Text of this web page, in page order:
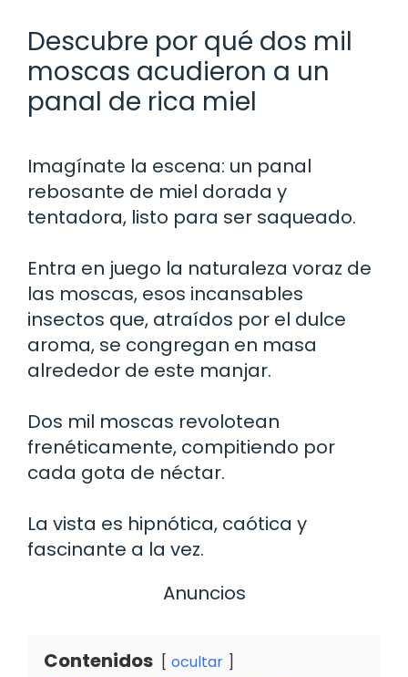
Descubre por qué dos mil
moscas acudieron a un
panal de rica miel
Imagínate la escena: un panal
rebosante de miel dorada y
tentadora, listo para ser saqueado.
Entra en juego la naturaleza voraz de
las moscas, esos incansables
insectos que, atraídos por el dulce
aroma, se congregan en masa
alrededor de este manjar.
Dos mil moscas revolotean
frenéticamente, compitiendo por
cada gota de néctar.
La vista es hipnótica, caótica y
fascinante a la vez.
Anuncios
Contenidos ocultar